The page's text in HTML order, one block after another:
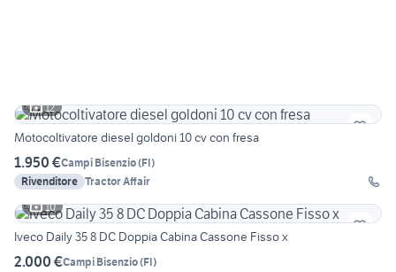
12
Motocoltivatore diesel goldoni 10 cv con fresa
1.950 €Campi Bisenzio(FI)
Rivenditore Tractor Affair
10
Iveco Daily 35 8 DC Doppia Cabina Cassone Fisso x
2.000 €Campi Bisenzio(FI)